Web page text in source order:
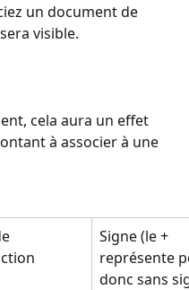
un document de
visible.
cela aura un effet
à associer à une
Signe (le +
représente
donc sans